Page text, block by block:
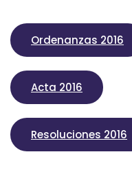
Ordenanzas 2016
Acta 2016
Resoluciones 2016